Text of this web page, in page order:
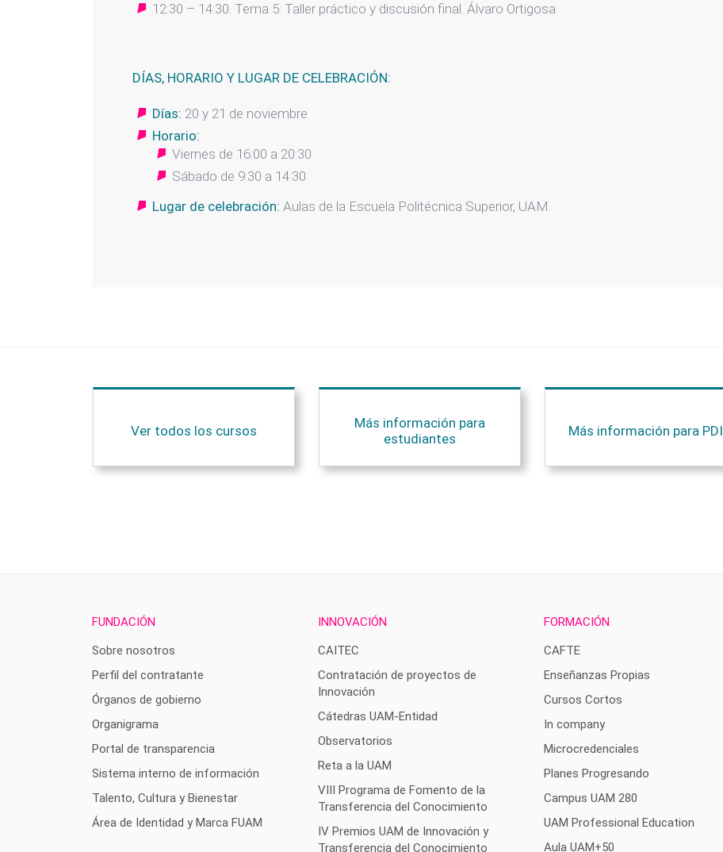
12:30 – 14:30. Tema 5: Taller práctico y discusión final. Álvaro Ortigosa
DÍAS, HORARIO Y LUGAR DE CELEBRACIÓN:
Días: 20 y 21 de noviembre
Horario:
Viernes de 16:00 a 20:30
Sábado de 9:30 a 14:30
Lugar de celebración: Aulas de la Escuela Politécnica Superior, UAM.
Ver todos los cursos
Más información para
estudiantes
Más información para PDI
FUNDACIÓN
Sobre nosotros
Perfil del contratante
Órganos de gobierno
Organigrama
Portal de transparencia
Sistema interno de información
Talento, Cultura y Bienestar
Área de Identidad y Marca FUAM
INNOVACIÓN
CAITEC
Contratación de proyectos de
Innovación
Cátedras UAM-Entidad
Observatorios
Reta a la UAM
VIII Programa de Fomento de la
Transferencia del Conocimiento
IV Premios UAM de Innovación y
Transferencia del Conocimiento
FORMACIÓN
CAFTE
Enseñanzas Propias
Cursos Cortos
In company
Microcredenciales
Planes Progresando
Campus UAM 280
UAM Professional Education
Aula UAM+50